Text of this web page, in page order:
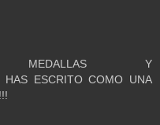
MEDALLAS Y
HAS ESCRITO COMO UNA